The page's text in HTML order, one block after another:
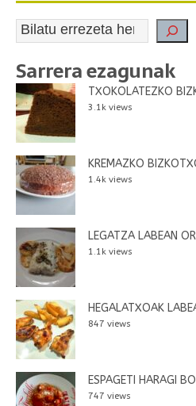
Sarrera ezagunak
TXOKOLATEZKO
3.1k views
KREMAZKO
1.4k views
LEGATZA LABEAN
1.1k views
HEGALATXOAK
847 views
ESPAGETI HARAGI
747 views